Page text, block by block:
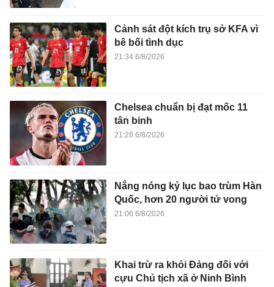
Cảnh sát đột kích trụ sở KFA vì
bê bối tình dục
21:34 6/8/2026
Chelsea chuẩn bị đạt mốc 11
tân binh
21:28 6/8/2026
Nắng nóng kỷ lục bao trùm Hàn
Quốc, hơn 20 người tử vong
21:06 6/8/2026
Khai trừ ra khỏi Đảng đối với
cựu Chủ tịch xã ở Ninh Bình